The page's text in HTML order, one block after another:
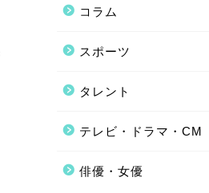
コラム
スポーツ
タレント
テレビ・ドラマ・CM
俳優・女優